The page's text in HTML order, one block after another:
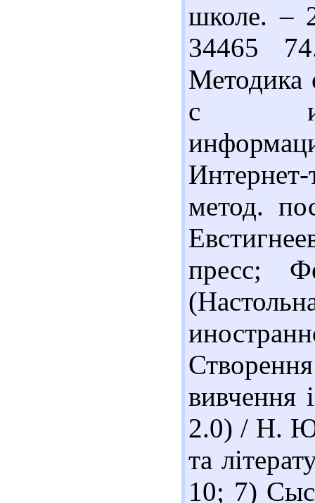
школе. –
34465
Методика
с
метод.
пресс;
вивчення
2.0) / Н. Ю.
та
10; 7)